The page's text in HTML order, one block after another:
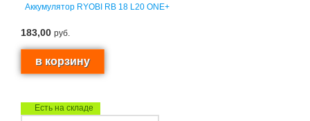
Аккумулятор RYOBI RB 18 L20 ONE+
183,00 руб.
Есть на складе